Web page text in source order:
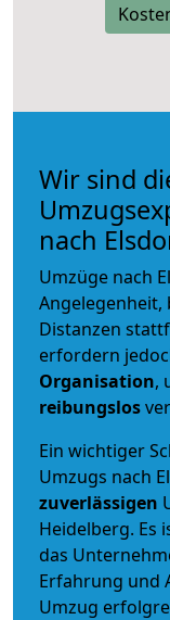
Wir sind
nach
Umzüge nach
Angelegenheit,
Distanzen
erfordern
Organisation,
reibungslos
Ein wichtiger
Umzugs nach
zuverlässigen
Heidelberg. Es
das
Erfahrung und
Umzug